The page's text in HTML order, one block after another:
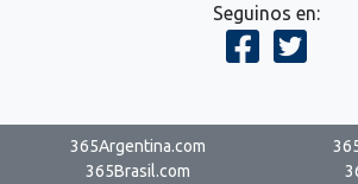
Seguinos en:
365Argentina.com
365Brasil.com